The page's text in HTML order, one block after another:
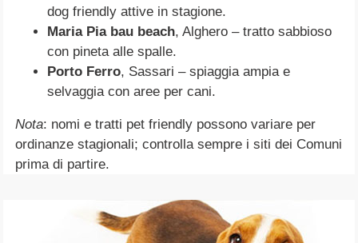
dog friendly attive in stagione.
Maria Pia bau beach, Alghero – tratto sabbioso
con pineta alle spalle.
Porto Ferro, Sassari – spiaggia ampia e
selvaggia con aree per cani.
Nota: nomi e tratti pet friendly possono variare per
ordinanze stagionali; controlla sempre i siti dei Comuni
prima di partire.